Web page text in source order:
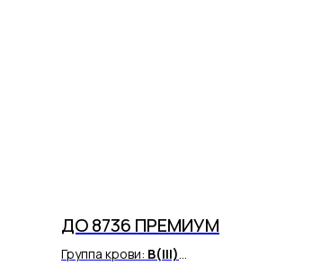
ДО 8736 ПРЕМИУМ
Группа крови: В(III)